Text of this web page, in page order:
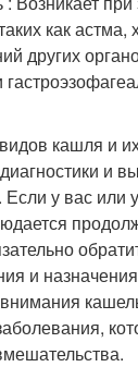
как астма,
других
кашля и
и
у вас или
и